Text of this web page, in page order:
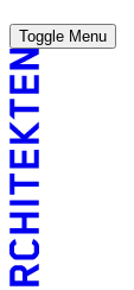
Toggle Menu